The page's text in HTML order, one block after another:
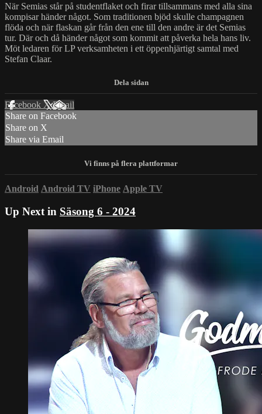
När Semias står på studentflaket och firar tillsammans med alla sina
kompisar händer något. Som traditionen bjöd skulle champagnen
flöda och när flaskan går från den ene till den andre är det Semias
tur. Där och då händer något som kommit att påverka hela hans liv.
Möt ledaren för LP verksamheten i ett öppenhjärtigt samtal med
Stefan Claar.
Facebook XEmail
Share on Facebook
Share on X
Share via Email
Android Android TV iPhone Apple TV
Up Next in Säsong 6 - 2024